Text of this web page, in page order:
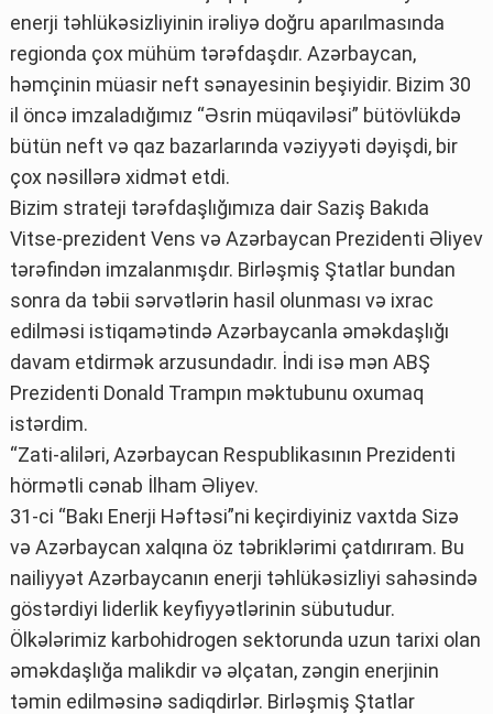
enerji təhlükəsizliyinin irəliyə doğru aparılmasında
regionda çox mühüm tərəfdaşdır. Azərbaycan,
həmçinin müasir neft sənayesinin beşiyidir. Bizim 30
il öncə imzaladığımız “Əsrin müqaviləsi” bütövlükdə
bütün neft və qaz bazarlarında vəziyyəti dəyişdi, bir
çox nəsillərə xidmət etdi.
Bizim strateji tərəfdaşlığımıza dair Saziş Bakıda
Vitse-prezident Vens və Azərbaycan Prezidenti Əliyev
tərəfindən imzalanmışdır. Birləşmiş Ştatlar bundan
sonra da təbii sərvətlərin hasil olunması və ixrac
edilməsi istiqamətində Azərbaycanla əməkdaşlığı
davam etdirmək arzusundadır. İndi isə mən ABŞ
Prezidenti Donald Trampın məktubunu oxumaq
istərdim.
“Zati-aliləri, Azərbaycan Respublikasının Prezidenti
hörmətli cənab İlham Əliyev.
31-ci “Bakı Enerji Həftəsi”ni keçirdiyiniz vaxtda Sizə
və Azərbaycan xalqına öz təbriklərimi çatdırıram. Bu
nailiyyət Azərbaycanın enerji təhlükəsizliyi sahəsində
göstərdiyi liderlik keyfiyyətlərinin sübutudur.
Ölkələrimiz karbohidrogen sektorunda uzun tarixi olan
əməkdaşlığa malikdir və əlçatan, zəngin enerjinin
təmin edilməsinə sadiqdirlər. Birləşmiş Ştatlar